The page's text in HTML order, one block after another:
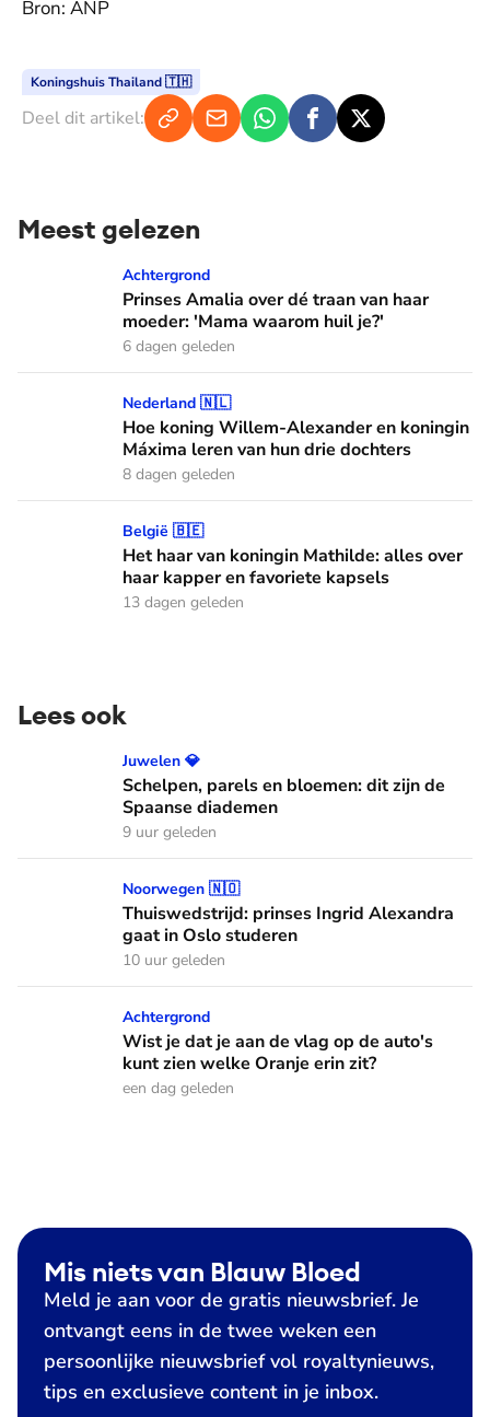
Bron: ANP
Koningshuis Thailand 🇹🇭
Deel dit artikel:
Meest gelezen
Prinses Amalia over dé traan van haar moeder: 'Mama
Achtergrond
Prinses Amalia over dé traan van haar
moeder: 'Mama waarom huil je?'
6 dagen geleden
Hoe koning Willem-Alexander en koningin Máxima leren
Nederland 🇳🇱
Hoe koning Willem-Alexander en koningin
Máxima leren van hun drie dochters
8 dagen geleden
Het haar van koningin Mathilde: alles over haar kapper en
België 🇧🇪
Het haar van koningin Mathilde: alles over
haar kapper en favoriete kapsels
13 dagen geleden
Lees ook
Schelpen, parels en bloemen: dit zijn de Spaanse diademen
Juwelen 💎
Schelpen, parels en bloemen: dit zijn de
Spaanse diademen
9 uur geleden
Thuiswedstrijd: prinses Ingrid Alexandra gaat in Oslo
Noorwegen 🇳🇴
Thuiswedstrijd: prinses Ingrid Alexandra
gaat in Oslo studeren
10 uur geleden
Wist je dat je aan de vlag op de auto's kunt zien welke
Achtergrond
Wist je dat je aan de vlag op de auto's
kunt zien welke Oranje erin zit?
een dag geleden
Mis niets van Blauw Bloed
Meld je aan voor de gratis nieuwsbrief. Je
ontvangt eens in de twee weken een
persoonlijke nieuwsbrief vol royaltynieuws,
tips en exclusieve content in je inbox.